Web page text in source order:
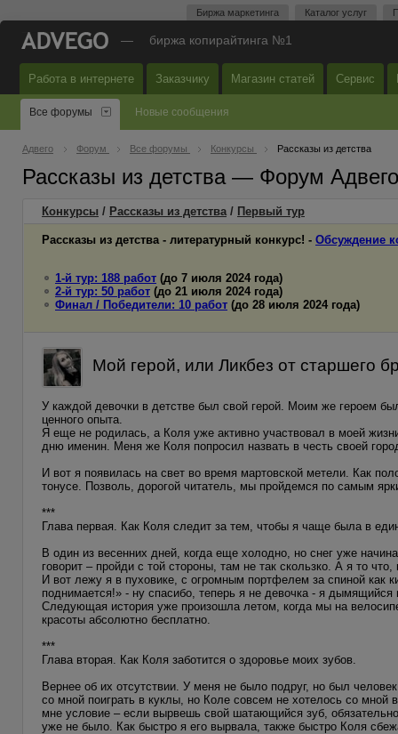
Биржа маркетинга Каталог услуг
— биржа копирайтинга №1
Работа в интернете Заказчику Магазин статей Сервис
Все форумы Новые сообщения
Адвего Форум Все форумы Конкурсы Рассказы из детства
Рассказы из детства — Форум Адвего
Конкурсы / Рассказы из детства/ Первый тур
Рассказы из детства - литературный конкурс! - Обсуждение
1-й тур: 188 работ (до 7 июля 2024 года)
2-й тур: 50 работ (до 21 июля 2024 года)
Финал / Победители: 10 работ (до 28 июля 2024 года)
Мой герой, или Ликбез от старшего
У каждой девочки в детстве был свой герой. Моим же героем
ценного опыта.
Я еще не родилась, а Коля уже активно участвовал в моей
дню именин. Меня же Коля попросил назвать в честь своей
И вот я появилась на свет во время мартовской метели. Как
тонусе. Позволь, дорогой читатель, мы пройдемся по самым
***
Глава первая. Как Коля следит за тем, чтобы я чаще была в
В один из весенних дней, когда еще холодно, но снег уже
говорит – пройди с той стороны, там не так скользко. А я то
И вот лежу я в пуховике, с огромным портфелем за спиной как
поднимается!» - ну спасибо, теперь я не девочка - я
Следующая история уже произошла летом, когда мы на
красоты абсолютно бесплатно.
***
Глава вторая. Как Коля заботится о здоровье моих зубов.
Вернее об их отсутствии. У меня не было подруг, но был
со мной поиграть в куклы, но Коле совсем не хотелось со мной
мне условие – если вырвешь свой шатающийся зуб,
уже не было. Как быстро я его вырвала, также быстро Коля